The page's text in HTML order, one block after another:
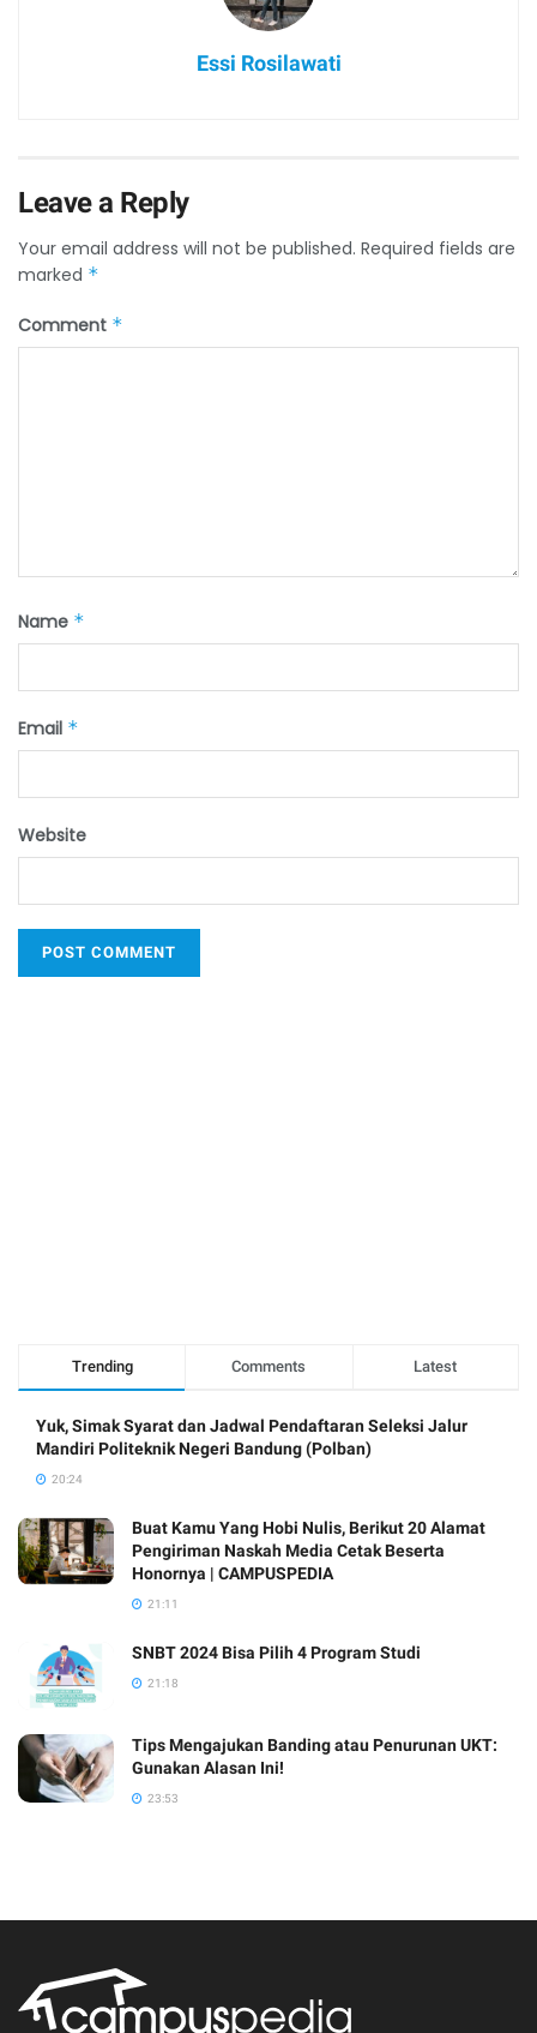
Essi Rosilawati
Leave a Reply
Your email address will not be published. Required fields are
marked *
Comment *
Name *
Email *
Website
Trending Comments Latest
Yuk, Simak Syarat dan Jadwal Pendaftaran Seleksi Jalur
Mandiri Politeknik Negeri Bandung (Polban)
20:24
Buat Kamu Yang Hobi Nulis, Berikut 20 Alamat
Pengiriman Naskah Media Cetak Beserta
Honornya | CAMPUSPEDIA
21:11
SNBT 2024 Bisa Pilih 4 Program Studi
21:18
Tips Mengajukan Banding atau Penurunan UKT:
Gunakan Alasan Ini!
23:53